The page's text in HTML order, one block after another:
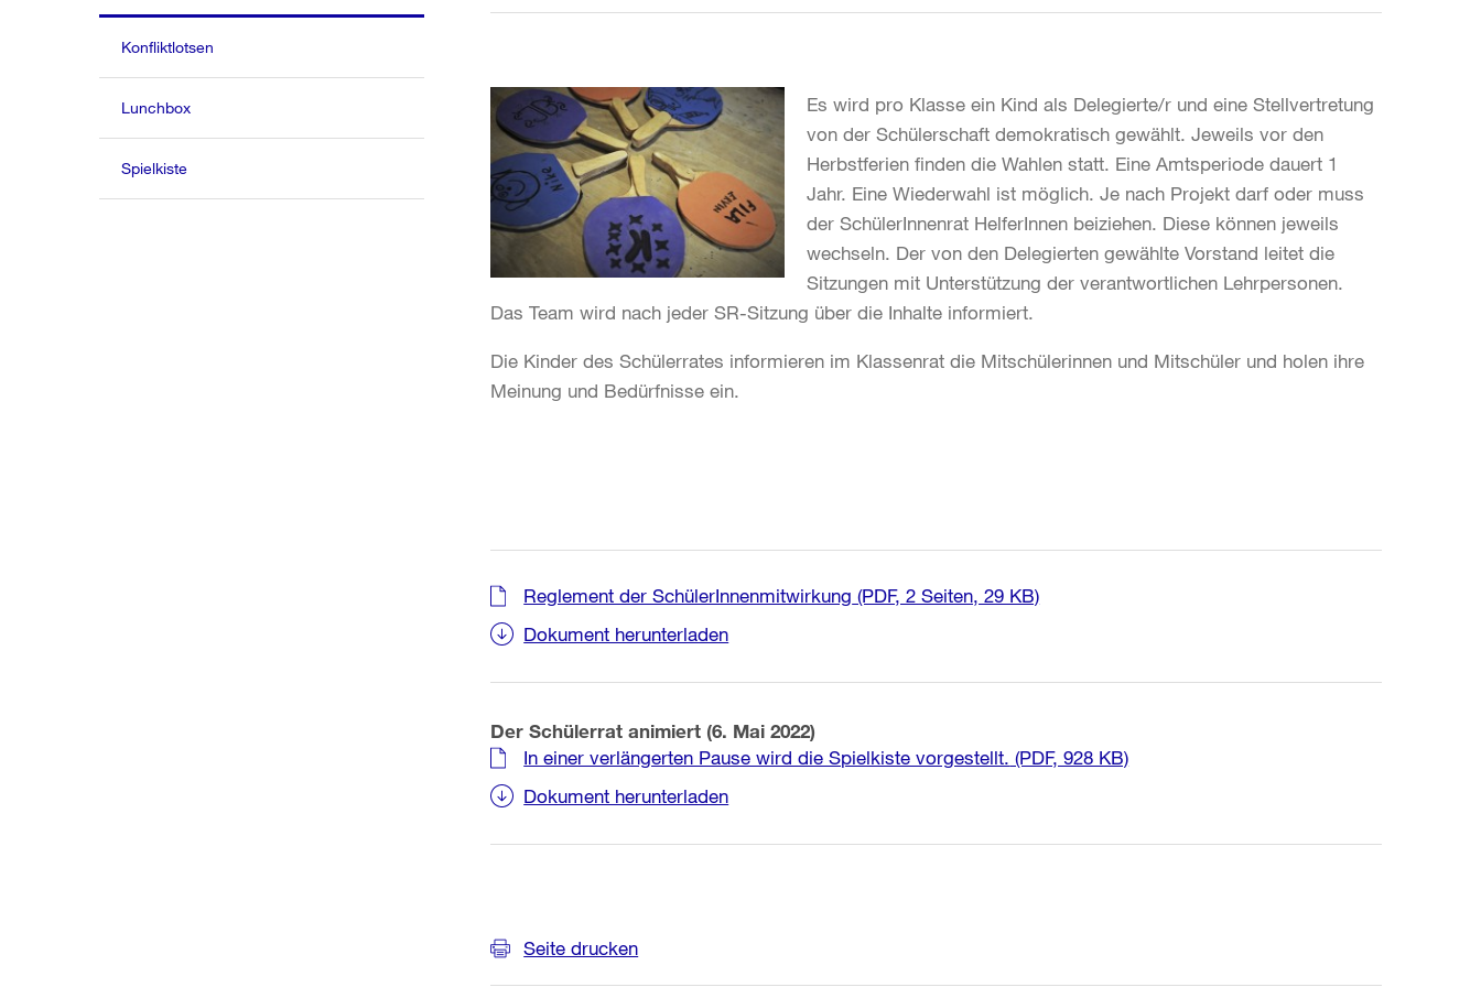
Es wird pro Klasse ein Kind als Delegierte/r und eine Stellvertretung
von der Schülerschaft demokratisch gewählt. Jeweils vor den
Herbstferien finden die Wahlen statt. Eine Amtsperiode dauert 1
Jahr. Eine Wiederwahl ist möglich. Je nach Projekt darf oder muss
der SchülerInnenrat HelferInnen beiziehen. Diese können jeweils
wechseln. Der von den Delegierten gewählte Vorstand leitet die
Sitzungen mit Unterstützung der verantwortlichen Lehrpersonen.
Das Team wird nach jeder SR-Sitzung über die Inhalte informiert.
Die Kinder des Schülerrates informieren im Klassenrat die Mitschülerinnen und Mitschüler und holen ihre
Meinung und Bedürfnisse ein.
Reglement der SchülerInnenmitwirkung (PDF, 2 Seiten, 29 KB)
Dokument herunterladen
Der Schülerrat animiert (6. Mai 2022)
In einer verlängerten Pause wird die Spielkiste vorgestellt. (PDF, 928 KB)
Dokument herunterladen
Informationen
Seite drucken
Konfliktlotsen
Lunchbox
Spielkiste